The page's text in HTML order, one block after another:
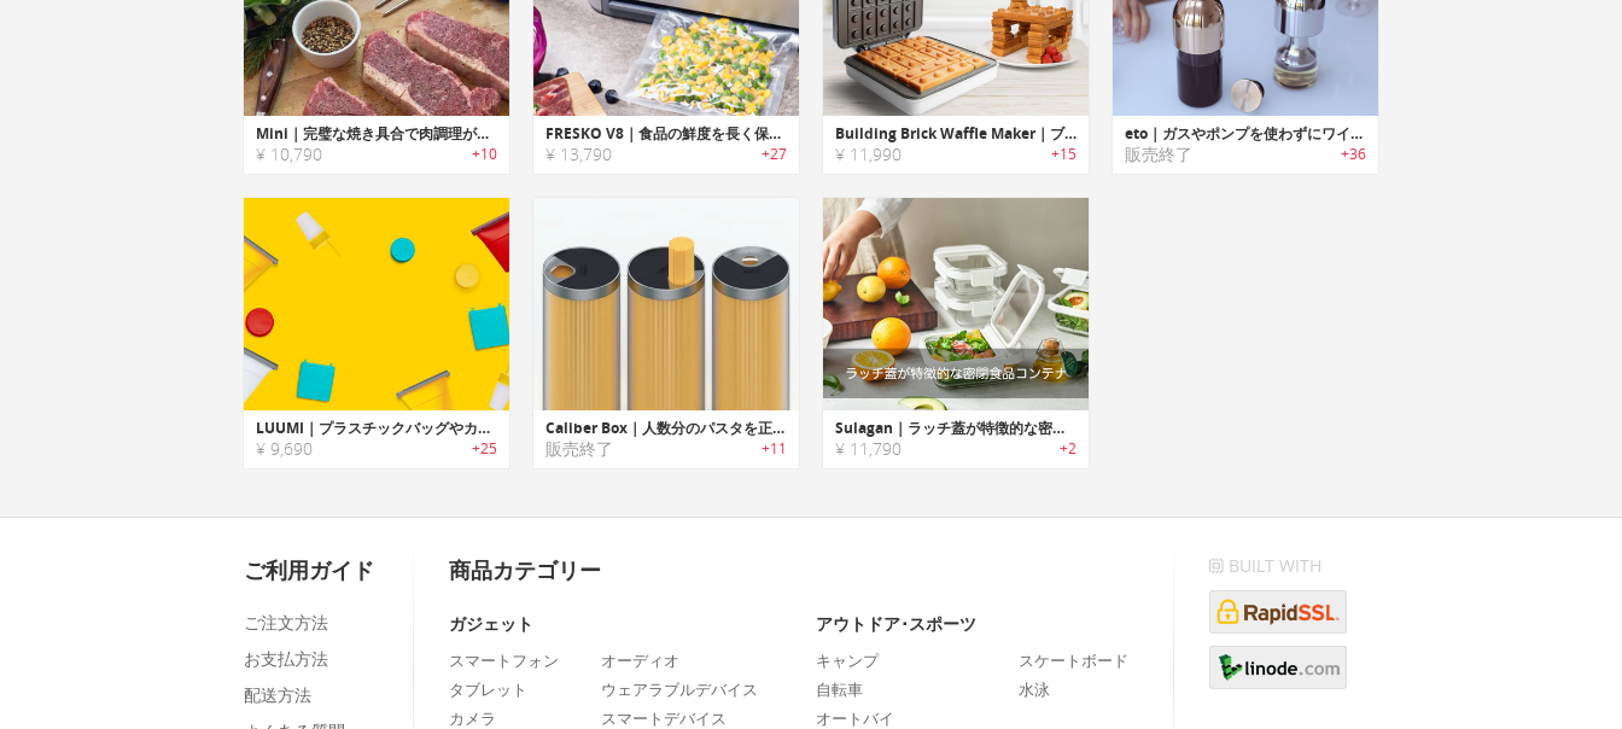
Mini｜完璧な焼き具合で肉調理が楽しめるワイヤレス温度計「ミニ」
¥ 10,790 +10
FRESKO V8｜食品の鮮度を長く保つハンズフリーバキュームシーラー「フレスコV8」
¥ 13,790 +27
Building Brick Waffle Maker｜ブロックトイ型のワッフルが焼けるワッフルメーカー
¥ 11,990 +15
eto｜ガスやポンプを使わずにワインの風味を1週間フレッシュに保てるデキャンタ「エトー」
販売終了 +36
LUUMI｜プラスチックバッグやカップの替わりに繰り返し使用可能なシリコンバッグ/蓋「ルーミ」
¥ 9,690 +25
Caliber Box｜人数分のパスタを正確にさっと取り出せるパスタコンテナ
販売終了 +11
Sulagan｜ラッチ蓋が特徴的な密閉食品コンテナ「スーラガン」
¥ 11,790 +2
ご利用ガイド
ご注文方法
お支払方法
配送方法
商品カテゴリー
ガジェット
スマートフォン
タブレット
カメラ
オーディオ
ウェアラブルデバイス
スマートデバイス
アウトドア･スポーツ
キャンプ
自転車
オートバイ
スケートボード
水泳
BUILT WITH